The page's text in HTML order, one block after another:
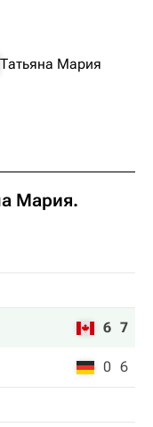
Татьяна Мария
Мария.
6 7
0 6